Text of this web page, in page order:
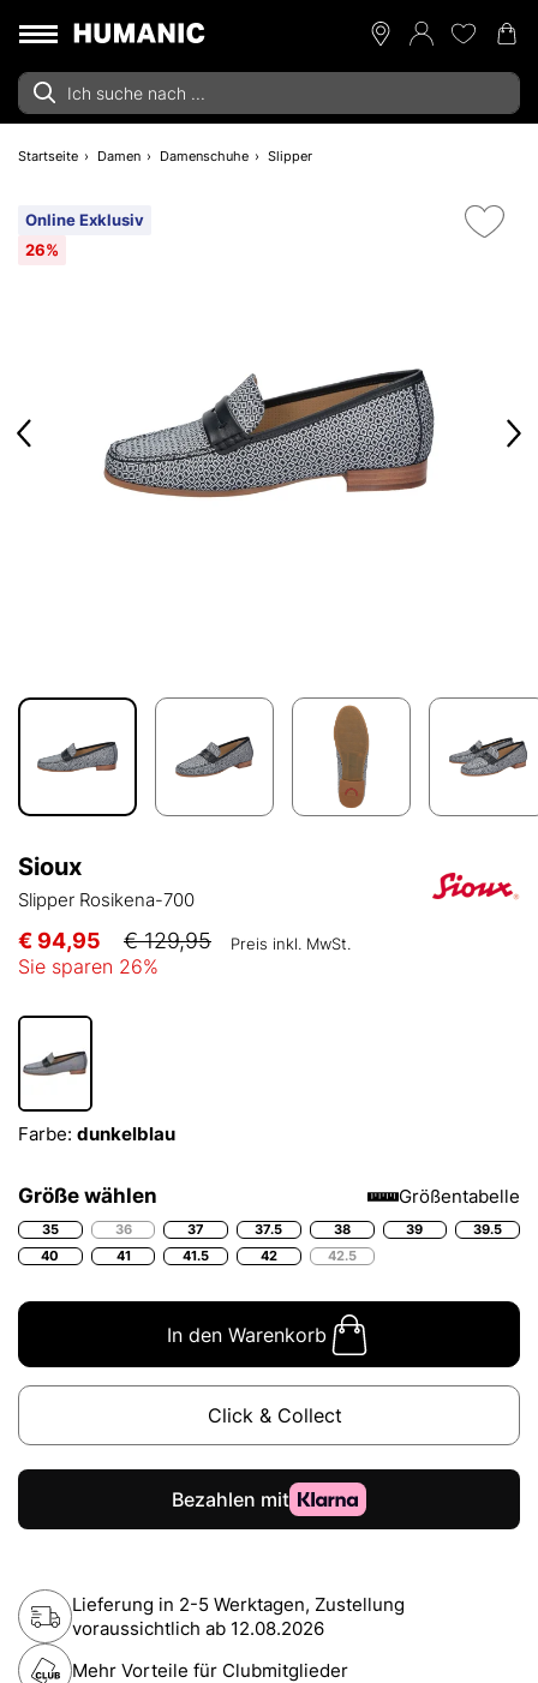
Startseite Damen Damenschuhe Slipper
Online Exklusiv
26%
Sioux
Slipper Rosikena-700
€ 94,95 € 129,95 Preis inkl. MwSt.
Sie sparen 26%
Farbe: dunkelblau
Größe wählen Größentabelle
35 36 37 37.5 38 39
39.5
40
41 41.5 42 42.5
In den Warenkorb
Click & Collect
Lieferung in 2-5 Werktagen, Zustellung
voraussichtlich ab 12.08.2026
Mehr Vorteile für Clubmitglieder